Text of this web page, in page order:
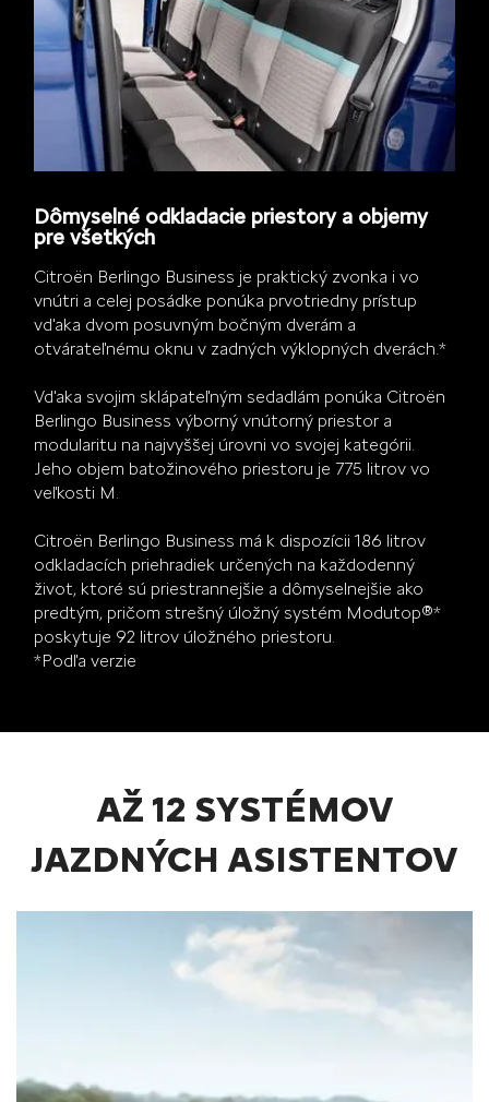
Dômyselné odkladacie priestory a objemy
pre všetkých
Citroën Berlingo Business je praktický zvonka i vo
vnútri a celej posádke ponúka prvotriedny prístup
vďaka dvom posuvným bočným dverám a
otvárateľnému oknu v zadných výklopných dverách.*
Vďaka svojim sklápateľným sedadlám ponúka Citroën
Berlingo Business výborný vnútorný priestor a
modularitu na najvyššej úrovni vo svojej kategórii.
Jeho objem batožinového priestoru je 775 litrov vo
veľkosti M.
Citroën Berlingo Business má k dispozícii 186 litrov
odkladacích priehradiek určených na každodenný
život, ktoré sú priestrannejšie a dômyselnejšie ako
predtým, pričom strešný úložný systém Modutop®*
poskytuje 92 litrov úložného priestoru.
*Podľa verzie
AŽ 12 SYSTÉMOV
JAZDNÝCH ASISTENTOV